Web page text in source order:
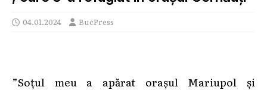
04.01.2024 BucPress
”Soțul meu a apărat orașul Mariupol și